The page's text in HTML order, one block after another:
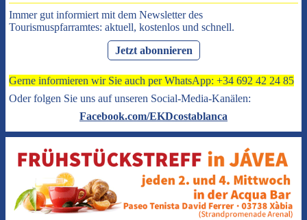
Immer gut informiert mit dem Newsletter des
Tourismuspfarramtes: aktuell, kostenlos und schnell.
Jetzt abonnieren
Gerne informieren wir Sie auch per WhatsApp: +34 692 42 24 85
Oder folgen Sie uns auf unseren Social-Media-Kanälen:
Facebook.com/EKDcostablanca